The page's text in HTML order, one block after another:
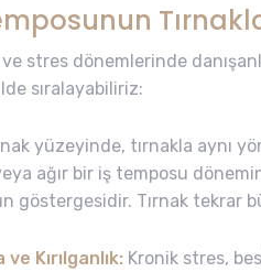
stres dönemlerinde
sıralayabiliriz:
yüzeyinde, tırnakla aynı
ağır bir iş temposu
göstergesidir. Tırnak tekrar
Kırılganlık: Kronik stres,